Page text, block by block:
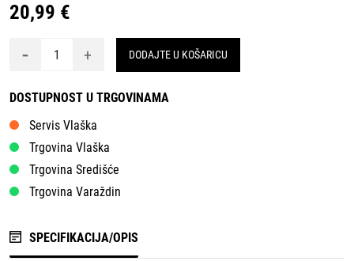
20,99 €
- + DODAJTE U KOŠARICU
DOSTUPNOST U TRGOVINAMA
Servis Vlaška
Trgovina Vlaška
Trgovina Središće
Trgovina Varaždin
SPECIFIKACIJA/OPIS